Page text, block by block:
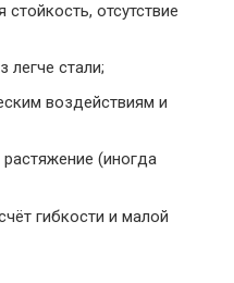
отсутствие
легче стали;
воздействиям и
(иногда
гибкости и малой